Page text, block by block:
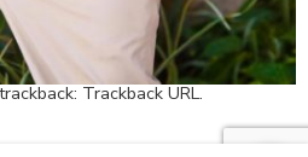
Trackback URL.